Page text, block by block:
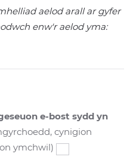
aelod arall ar gyfer
enw'r aelod yma:
e-bost sydd yn
cynigion
ymchwil)